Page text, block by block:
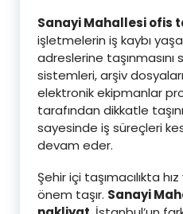
Sanayi Mahallesi ofis
işletmelerin iş kaybı
adreslerine taşınmasını
sistemleri, arşiv
elektronik ekipmanlar
tarafından dikkatle
sayesinde iş süreçleri
devam eder.
Şehir içi taşımacılıkta
önem taşır. Sanayi